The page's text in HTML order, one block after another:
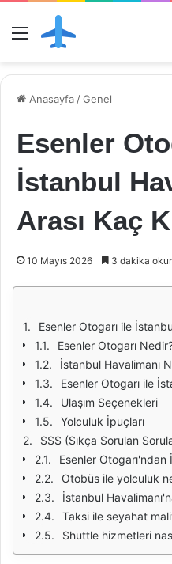
Menü
Anasayfa /Genel
Esenler
İstanbul
Arası Kaç
10 Mayıs 2026 3 dakika
Esenler Otogarı ile
Esenler Otogarı
İstanbul Havalimanı
Esenler Otogarı ile
Ulaşım Seçenekleri
Yolculuk İpuçları
SSS (Sıkça Sorulan
Esenler Otogarı'ndan İstanbul
Otobüs ile yolculuk
İstanbul Havalimanı'na
Taksi ile seyahat
Shuttle hizmetleri